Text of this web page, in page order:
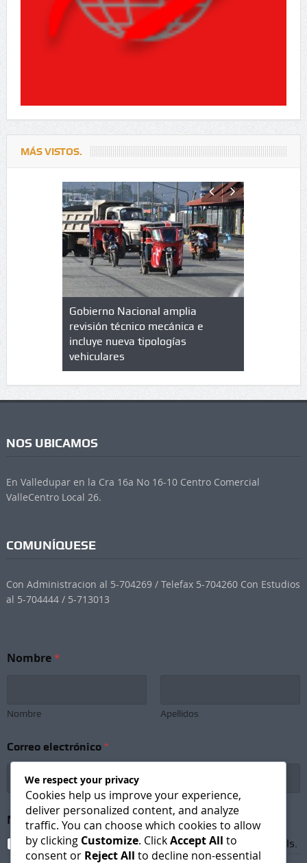
MÁS VISTOS.
en
Gobierno Nacional amplia
revisión técnico mecánica e
incluye nueva tipologías
vehiculares
Qué es
cuáles
NOS UBICAMOS
En Valledupar en la Cra 16a No 16-10 Centro Comercial
ValleCentro Local 26.
COMUNÍQUESE
Con Administracion al 5-704269 / Telefax 5-704260 Con Estudios
al 5-704444 / 5-713013
Nombre*
Nombre Apellidos
Correo electrónico *
o
m
b
Newsletter Subscription *
I agree to receive newsletters and promotional emails.
We respect your privacy
Cookies help us improve your experience,
deliver personalized content, and analyze
traffic. You can choose which cookies to allow
by clicking Customize. ClickAccept All to
consent or Reject All to decline non-essential